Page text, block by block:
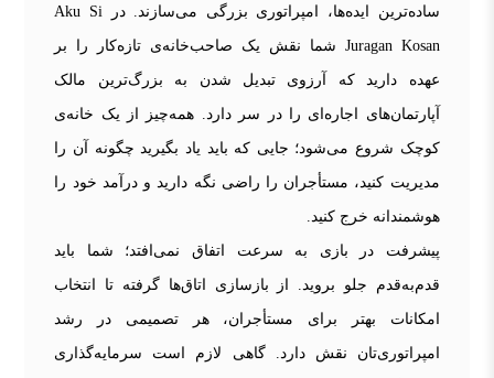
ساده‌ترین ایده‌ها، امپراتوری بزرگی می‌سازند. در Aku Si
Juragan Kosan شما نقش یک صاحب‌خانه‌ی تازه‌کار را بر
عهده دارید که آرزوی تبدیل شدن به بزرگ‌ترین مالک
آپارتمان‌های اجاره‌ای را در سر دارد. همه‌چیز از یک خانه‌ی
کوچک شروع می‌شود؛ جایی که باید یاد بگیرید چگونه آن را
مدیریت کنید، مستأجران را راضی نگه دارید و درآمد خود را
هوشمندانه خرج کنید.
پیشرفت در بازی به سرعت اتفاق نمی‌افتد؛ شما باید
قدم‌به‌قدم جلو بروید. از بازسازی اتاق‌ها گرفته تا انتخاب
امکانات بهتر برای مستأجران، هر تصمیمی در رشد
امپراتوری‌تان نقش دارد. گاهی لازم است سرمایه‌گذاری